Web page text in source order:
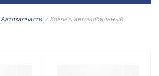
Автозапчасти / Крепеж автомобильный